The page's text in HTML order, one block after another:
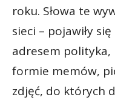
roku. Słowa te
sieci – pojawiły
adresem polityka,
formie memów,
zdjęć, do których